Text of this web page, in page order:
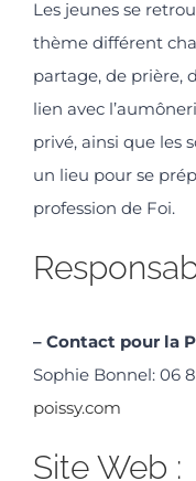
Les jeunes se
thème différent
partage, de prière,
lien avec
privé, ainsi que les
un lieu pour se
profession de Foi.
– Contact pour la
Sophie Bonnel: 06
poissy.com
Site Web :